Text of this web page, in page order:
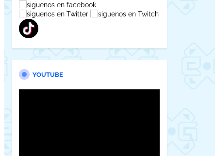
YOUTUBE